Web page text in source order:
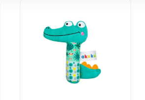
cofnąć wyrażoną zgodę poprzez